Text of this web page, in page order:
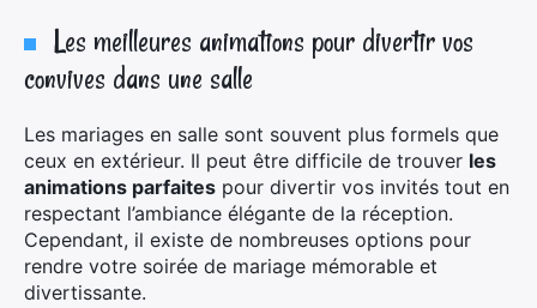
Les meilleures animations pour divertir vos
convives dans une salle
Les mariages en salle sont souvent plus formels que
ceux en extérieur. Il peut être difficile de trouver les
animations parfaites pour divertir vos invités tout en
respectant l’ambiance élégante de la réception.
Cependant, il existe de nombreuses options pour
rendre votre soirée de mariage mémorable et
divertissante.
×
Rechercher
: